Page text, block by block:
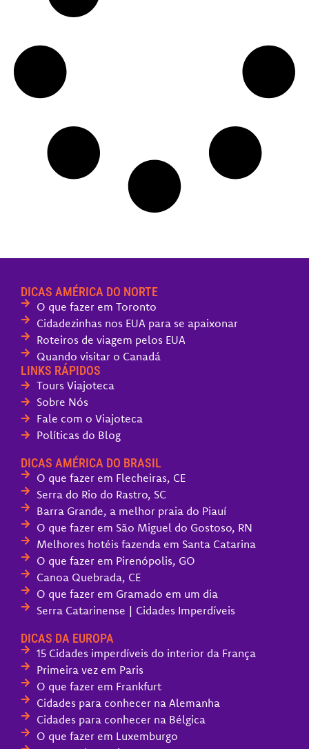
DICAS AMÉRICA DO NORTE
O que fazer em Toronto
Cidadezinhas nos EUA para se apaixonar
Roteiros de viagem pelos EUA
Quando visitar o Canadá
LINKS RÁPIDOS
Tours Viajoteca
Sobre Nós
Fale com o Viajoteca
Políticas do Blog
DICAS AMÉRICA DO BRASIL
O que fazer em Flecheiras, CE
Serra do Rio do Rastro, SC
Barra Grande, a melhor praia do Piauí
O que fazer em São Miguel do Gostoso, RN
Melhores hotéis fazenda em Santa Catarina
O que fazer em Pirenópolis, GO
Canoa Quebrada, CE
O que fazer em Gramado em um dia
Serra Catarinense | Cidades Imperdíveis
DICAS DA EUROPA
15 Cidades imperdíveis do interior da França
Primeira vez em Paris
O que fazer em Frankfurt
Cidades para conhecer na Alemanha
Cidades para conhecer na Bélgica
O que fazer em Luxemburgo